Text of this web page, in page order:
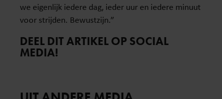
we eigenlijk iedere dag, ieder uur en iedere minuut
voor strijden. Bewustzijn.”
DEEL DIT ARTIKEL OP SOCIAL
MEDIA!